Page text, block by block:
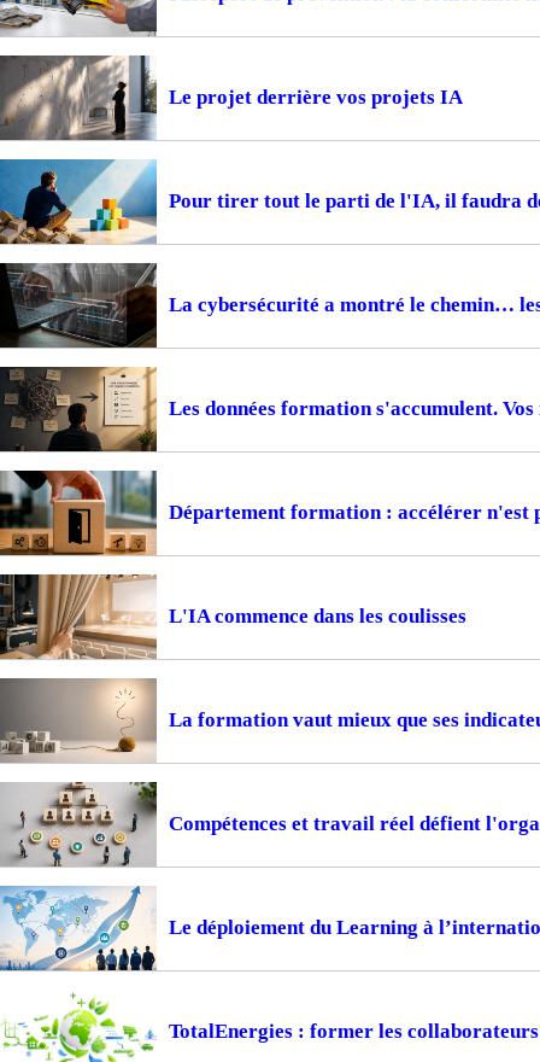
Le projet derrière vos projets IA
Pour tirer tout le parti de l'IA, il faudra
La cybersécurité a montré le chemin…
Les données formation s'accumulent.
Département formation : accélérer n'est
L'IA commence dans les coulisses
La formation vaut mieux que ses
Compétences et travail réel défient
Le déploiement du Learning à
TotalEnergies : former les